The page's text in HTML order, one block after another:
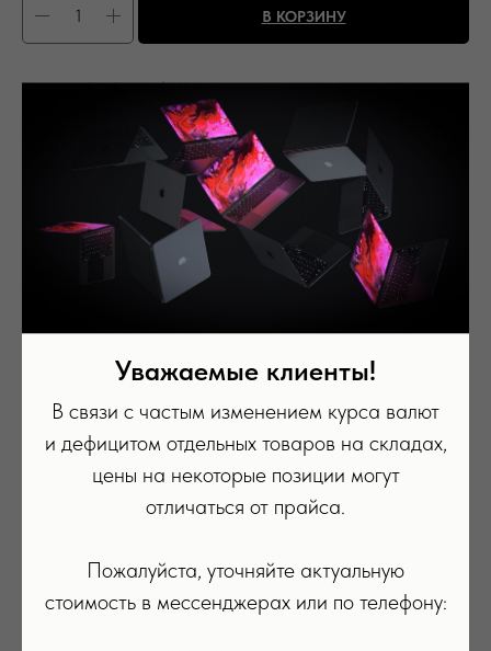
В КОРЗИНУ
Память: Wi-Fi + Cellular 512 ГБ
Вас может заинтересовать
белый
Уважаемые клиенты!
В связи с частым изменением курса валют
и дефицитом отдельных товаров на складах,
цены на некоторые позиции могут
отличаться от прайса.
Пожалуйста, уточняйте актуальную
стоимость в мессенджерах или по телефону: